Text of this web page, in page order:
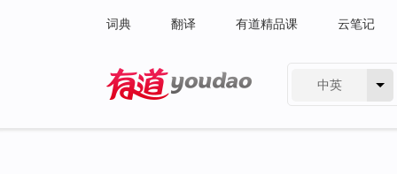
词典 翻译 有道精品课 云笔记
中英